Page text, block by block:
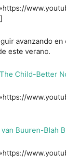
avanzando en
este verano.
Child-Better
Buuren-Blah